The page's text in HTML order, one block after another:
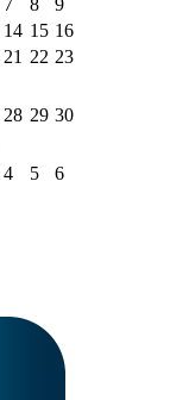
7 8
9
14 15 16
21 22 23
28 29 30
4 5 6